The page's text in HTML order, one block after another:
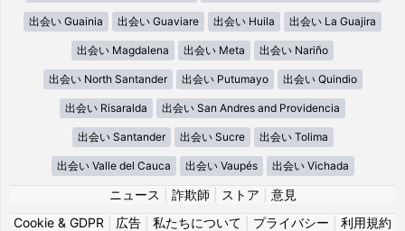
出会い Guainia 出会い Guaviare 出会い Huila 出会い La Guajira
出会い Magdalena 出会い Meta 出会い Nariño
出会い North Santander 出会い Putumayo 出会い Quindio
出会い Risaralda 出会い San Andres and Providencia
出会い Santander 出会い Sucre 出会い Tolima
出会い Valle del Cauca 出会い Vaupés 出会い Vichada
ニュース 詐欺師 ストア
意見
Cookie & GDPR
広告 私たちについて プライバシー
利用規約